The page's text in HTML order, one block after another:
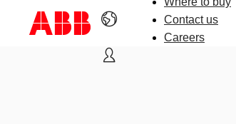
Contact us
Careers